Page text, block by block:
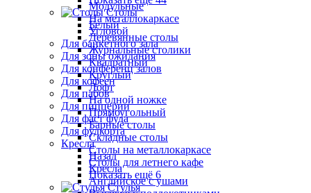
Столы
Белый
Деревянные столы
Журнальные столики
Квадратный
Круглый
Лофт
На одной ножке
Прямоугольный
Барные столы
Складные столы
Столы на металлокаркасе
Столы для летнего кафе
Показать ещё 6
Стулья
Модульные
На металлокаркасе
Угловой
Для банкетного зала
Для зоны ожидания
Для конференц залов
Для кофеен
Для пабов
Для пиццерии
Для фаст фуда
Для фудкорта
Кресла
Назад
Кресла
Английское с ушами